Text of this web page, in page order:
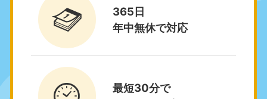
365日
年中無休で対応
最短30分で
050-1881-5146
9:00〜19:00 年中無休
050-1880-9900
9:00〜19:00 年中無休
広島県
050-1881-5144
9:00〜19:00 年中無休
鳥取県
9:00〜19:00 年中無休